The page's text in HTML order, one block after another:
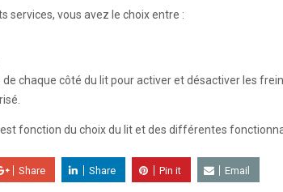
services, vous avez le choix entre :
de chaque côté du lit pour activer et désactiver les
fonction du choix du lit et des différentes
Share Share Pin it Email